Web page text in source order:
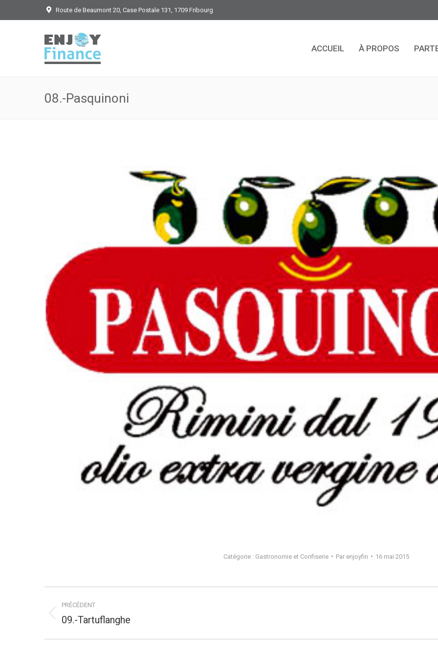
Route de Beaumont 20, Case Postale 131, 1709 Fribourg
ACCUEIL À PROPOS
08.-Pasquinoni
Catégorie : Gastronomie et Confiserie Par enjoyfin 16 mai 2015
Navigation
de
commentaire
PRÉCÉDENT
Onglet
09.-Tartuflanghe
ACCUEIL À PROPOS